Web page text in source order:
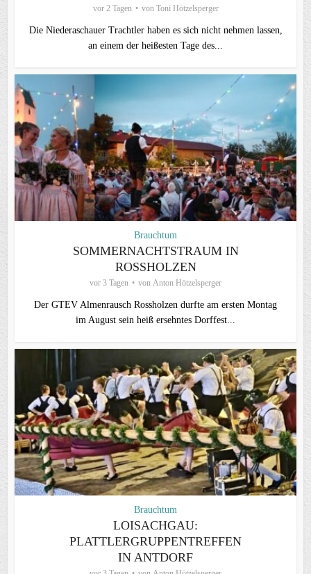
vor 2 Tagen von Toni Hötzelsperger
Die Niederaschauer Trachtler haben es sich nicht nehmen lassen,
an einem der heißesten Tage des...
Brauchtum
SOMMERNACHTSTRAUM IN
ROSSHOLZEN
vor 3 Tagen von Anton Hötzelsperger
Der GTEV Almenrausch Rossholzen durfte am ersten Montag
im August sein heiß ersehntes Dorffest...
Brauchtum
LOISACHGAU:
PLATTLERGRUPPENTREFFEN
IN ANTDORF